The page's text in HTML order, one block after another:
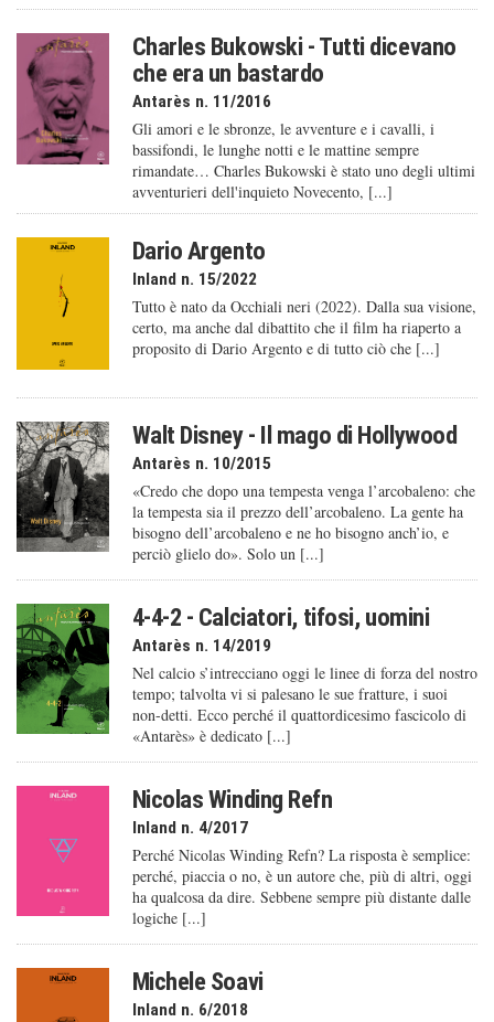
Charles Bukowski - Tutti dicevano
che era un bastardo
Antarès n. 11/2016
Gli amori e le sbronze, le avventure e i cavalli, i
bassifondi, le lunghe notti e le mattine sempre
rimandate… Charles Bukowski è stato uno degli ultimi
avventurieri dell'inquieto Novecento, [...]
Dario Argento
Inland n. 15/2022
Tutto è nato da Occhiali neri (2022). Dalla sua visione,
certo, ma anche dal dibattito che il film ha riaperto a
proposito di Dario Argento e di tutto ciò che [...]
Walt Disney - Il mago di Hollywood
Antarès n. 10/2015
«Credo che dopo una tempesta venga l’arcobaleno: che
la tempesta sia il prezzo dell’arcobaleno. La gente ha
bisogno dell’arcobaleno e ne ho bisogno anch’io, e
perciò glielo do». Solo un [...]
4-4-2 - Calciatori, tifosi, uomini
Antarès n. 14/2019
Nel calcio s’intrecciano oggi le linee di forza del nostro
tempo; talvolta vi si palesano le sue fratture, i suoi
non-detti. Ecco perché il quattordicesimo fascicolo di
«Antarès» è dedicato [...]
Nicolas Winding Refn
Inland n. 4/2017
Perché Nicolas Winding Refn? La risposta è semplice:
perché, piaccia o no, è un autore che, più di altri, oggi
ha qualcosa da dire. Sebbene sempre più distante dalle
logiche [...]
Michele Soavi
Inland n. 6/2018